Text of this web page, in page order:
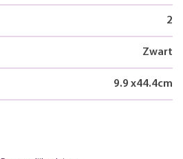
2
Zwart
9.9 x44.4cm